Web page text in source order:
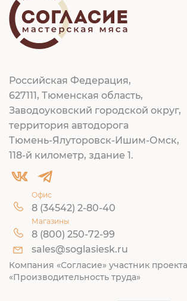
Российская Федерация,
627111, Тюменская область,
Заводоуковский городской округ,
территория автодорога
Тюмень-Ялуторовск-Ишим-Омск,
118-й километр, здание 1.
Офис
8 (34542) 2-80-40
Магазины
8 (800) 250-72-99
sales@soglasiesk.ru
Компания «Согласие» участник проекта
«Производительность труда»